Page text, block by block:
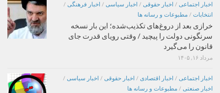
اخبار اجتماعی / اخبار حقوقی / اخبار سیاسی / اخبار فرهنگی /
انتخابات / مطبوعات و رسانه ها
خرازی بعد از دروغ‌های تکذیب‌شده؛ این بار نسخه
سرنگونی دولت را پیچید / وقتی رویای قدرت جای
قانون را می‌گیرد
مرداد ۱۶, ۱۴۰۵
اخبار اجتماعی / اخبار اقتصادی / اخبار حقوقی / اخبار سیاسی /
اخبار صنعتی / مطبوعات و رسانه ها